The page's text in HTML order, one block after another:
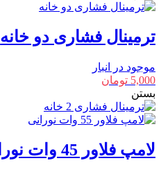
ترمینال فشاری دو خانه
موجود در انبار
5,000 تومان
بستن
لامپ فلاور 45 وات نورانی سهند آوا